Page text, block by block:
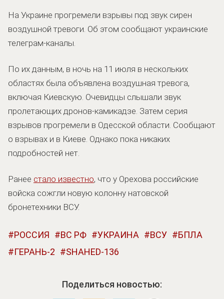
На Украине прогремели взрывы под звук сирен
воздушной тревоги. Об этом сообщают украинские
телеграм-каналы.
По их данным, в ночь на 11 июля в нескольких
областях была объявлена воздушная тревога,
включая Киевскую. Очевидцы слышали звук
пролетающих дронов-камикадзе. Затем серия
взрывов прогремели в Одесской области. Сообщают
о взрывах и в Киеве. Однако пока никаких
подробностей нет.
Ранее стало известно, что у Орехова российские
войска сожгли новую колонну натовской
бронетехники ВСУ.
РОССИЯ ВС РФ УКРАИНА ВСУ
БПЛА
ГЕРАНЬ-2
SHAHED-136
Поделиться новостью: